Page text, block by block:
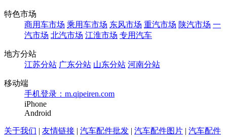
特色市场
商用车市场 乘用车市场 东风市场 重汽市场 陕汽市场 一
汽市场 北汽市场 江淮市场 专用汽车
地方分站
江苏分站 广东分站 山东分站 河南分站
移动端
手机登录：m.qipeiren.com
iPhone
Android
关于我们 | 友情链接 | 汽车配件批发 | 汽车配件图片 | 汽车配件